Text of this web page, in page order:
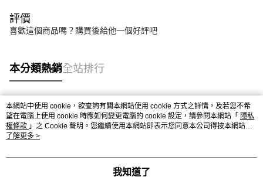
評價
喜歡這個商品嗎？購買後給他一個好評吧
本分類熱銷全站排行
熱門標籤
本網站中使用 cookie，欲查詢有關本網站使用 cookie 方式之詳情，及若您不希
望在電腦上使用 cookie 時應如何變更電腦的 cookie 設定，請參閱本網站「 隱私
權條款 」之 Cookie 聲明。您繼續使用本網站即表示您同意本公司得按本網站使
用條款之 Cookie 聲明使用 cookie。
了解更多 >
我知道了